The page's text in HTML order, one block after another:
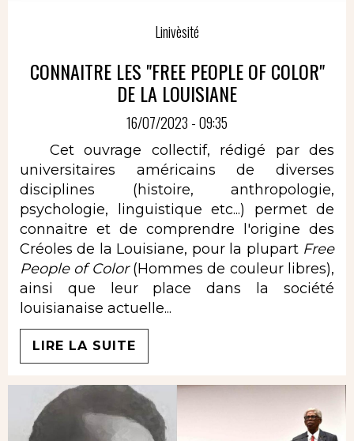
Linivèsité
CONNAITRE LES "FREE PEOPLE OF COLOR"
DE LA LOUISIANE
16/07/2023 - 09:35
Cet ouvrage collectif, rédigé par des
universitaires américains de diverses
disciplines (histoire, anthropologie,
psychologie, linguistique etc...) permet de
connaitre et de comprendre l'origine des
Créoles de la Louisiane, pour la plupart Free
People of Color(Hommes de couleur libres),
ainsi que leur place dans la société
louisianaise actuelle...
LIRE LA SUITE